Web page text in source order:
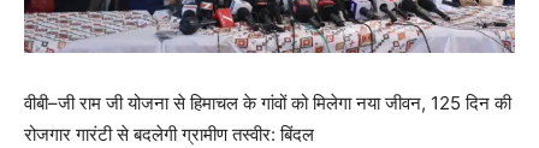
वीबी–जी राम जी योजना से हिमाचल के गांवों को मिलेगा नया जीवन, 125 दिन की
रोजगार गारंटी से बदलेगी ग्रामीण तस्वीर: बिंदल